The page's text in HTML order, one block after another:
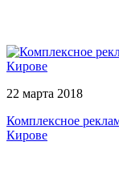
22 марта 2018
Комплексное
Кирове